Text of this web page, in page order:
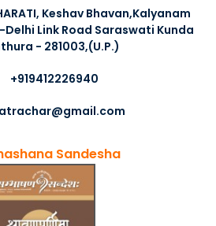
Keshav Bhavan,Kalyanam
Link Road Saraswati Kunda
- 281003,(U.P.)
+919412226940
Sandesha